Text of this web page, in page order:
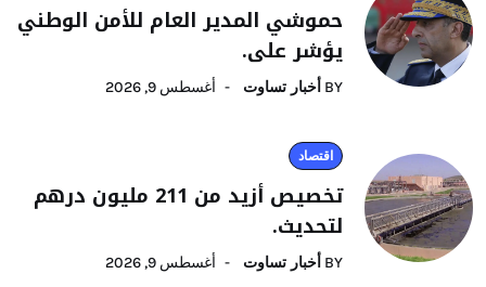
حموشي المدير العام للأمن الوطني
يؤشر على.
BY أخبار تساوت أغسطس 9, 2026
اقتصاد
تخصيص أزيد من 211 مليون درهم
لتحديث.
BY أخبار تساوت أغسطس 9, 2026